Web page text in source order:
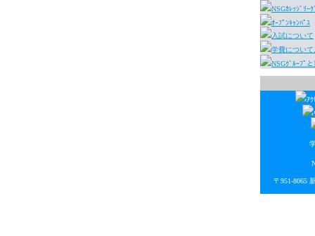
NSGｶﾚｯｼﾞﾘｰ
ｵｰﾌﾟﾝｷｬﾝﾊﾟｽ
入試について
学費につい
NSGｸﾞﾙｰﾌﾟ
ｱｸ
〒951-8065